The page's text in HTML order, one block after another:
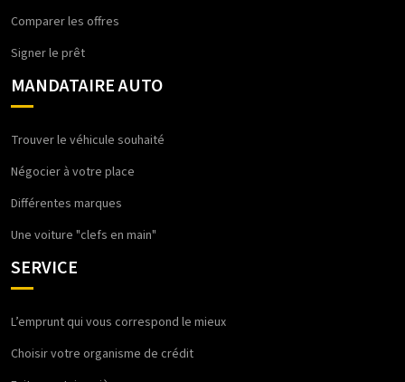
Comparer les offres
Signer le prêt
MANDATAIRE AUTO
Trouver le véhicule souhaité
Négocier à votre place
Différentes marques
Une voiture "clefs en main"
SERVICE
L’emprunt qui vous correspond le mieux
Choisir votre organisme de crédit